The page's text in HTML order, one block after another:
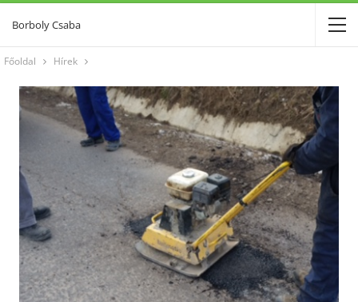
Borboly Csaba
Főoldal Hírek